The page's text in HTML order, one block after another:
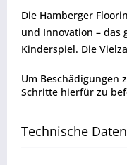
Die Hamberger
und Innovation – das
Kinderspiel. Die
Um Beschädigungen
Schritte hierfür zu
Technische Daten